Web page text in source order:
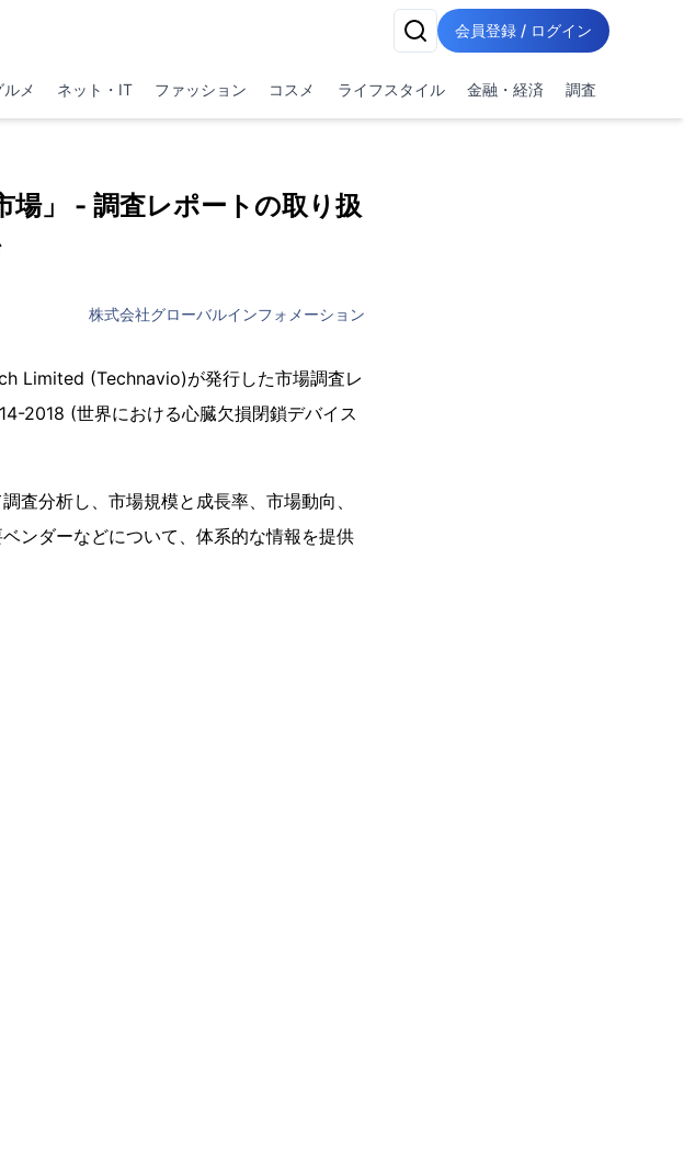
会員登録 / ログイン
ルメ ネット・IT ファッション コスメ ライフスタイル 金融・経済 調査
場」 - 調査レポートの取り扱
株式会社グローバルインフォメーション
Limited (Technavio)が発行した市場調査レ
2018 (世界における心臓欠損閉鎖デバイス
査分析し、市場規模と成長率、市場動向、
ンダーなどについて、体系的な情報を提供